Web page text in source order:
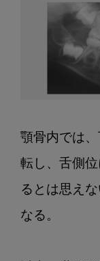
顎骨内では
転し、舌側
るとは思え
なる。